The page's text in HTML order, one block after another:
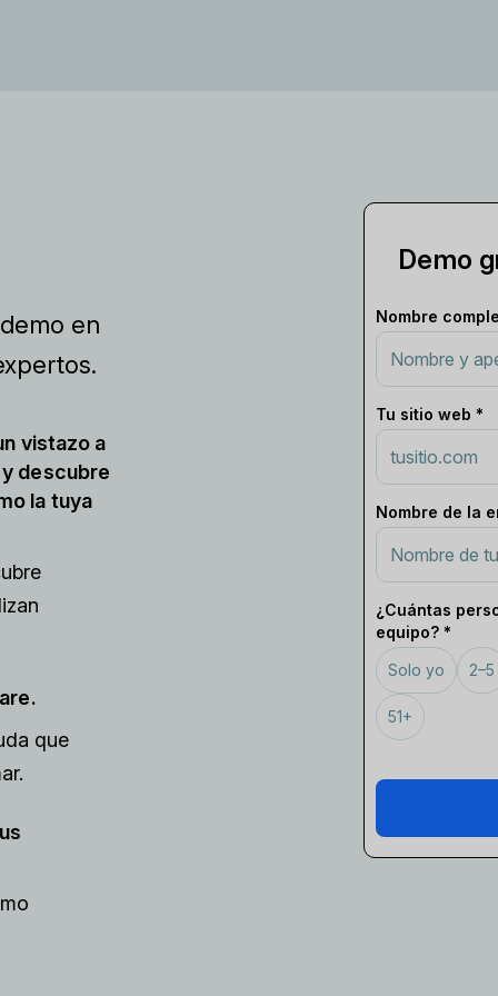
en
vistazo a
descubre
la tuya
que
Demo
Nombre
Tu sitio web *
Nombre de la
¿Cuántas
equipo? *
Solo yo
2–5
51+